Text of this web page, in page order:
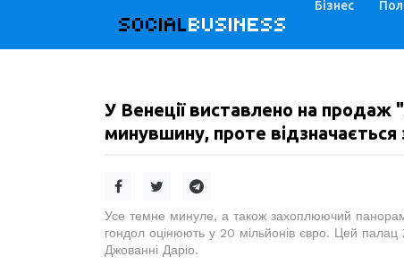
SOCIALBUSINESS
Бізнес
У Венеції виставлено на
минувшину, проте
Усе темне минуле, а також захоплюючий
гондол оцінюють у 20 мільйонів євро. Цей палац
Джованні Даріо.